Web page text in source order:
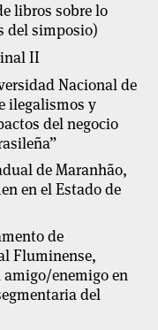
libros sobre lo
del simposio)
II
Nacional de
ilegalismos y
del negocio
de Maranhão,
en el Estado de
de
Fluminense,
enemigo en
del